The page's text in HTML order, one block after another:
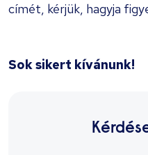
címét, kérjük, hagyja
Sok sikert kívánunk!